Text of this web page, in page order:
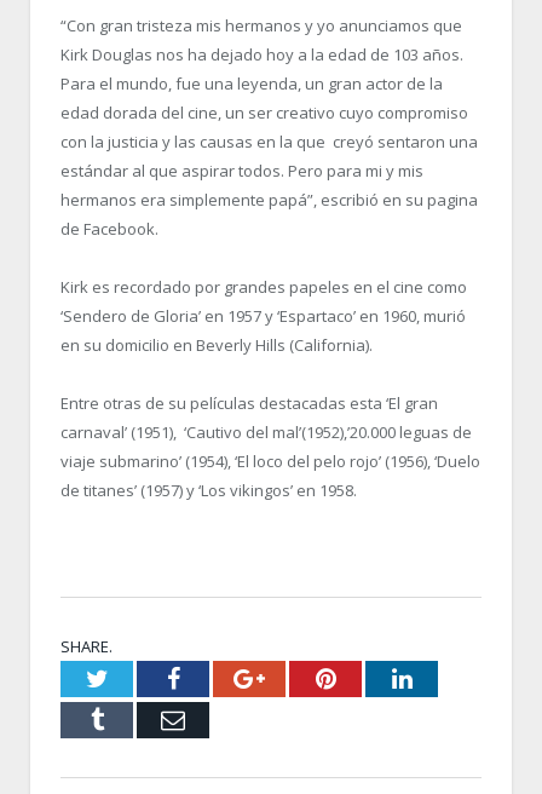
“Con gran tristeza mis hermanos y yo anunciamos que
Kirk Douglas nos ha dejado hoy a la edad de 103 años.
Para el mundo, fue una leyenda, un gran actor de la
edad dorada del cine, un ser creativo cuyo compromiso
con la justicia y las causas en la que creyó sentaron una
estándar al que aspirar todos. Pero para mi y mis
hermanos era simplemente papá”, escribió en su pagina
de Facebook.
Kirk es recordado por grandes papeles en el cine como
‘Sendero de Gloria’ en 1957 y ‘Espartaco’ en 1960, murió
en su domicilio en Beverly Hills (California).
Entre otras de su películas destacadas esta ‘El gran
carnaval’ (1951), ‘Cautivo del mal’(1952),’20.000 leguas de
viaje submarino’ (1954), ‘El loco del pelo rojo’ (1956), ‘Duelo
de titanes’ (1957) y ‘Los vikingos’ en 1958.
SHARE.
TwitterFacebookGoogle+PinterestLinkedIn
Tumblr Email